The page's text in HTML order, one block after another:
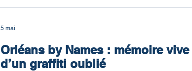
Orléans by Names : mémoire vive
d’un graffiti oublié
5 mai